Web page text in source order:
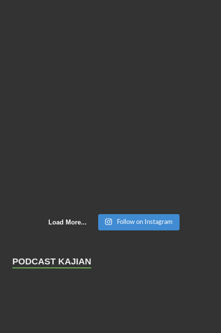
Load More... Follow on Instagram
PODCAST KAJIAN